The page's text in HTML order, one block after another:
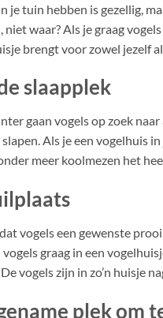
je tuin hebben is gezellig,
niet waar? Als je graag
brengt voor zowel jezelf
slaapplek
gaan vogels op zoek
Als je een vogelhuis
meer koolmezen het
vogels een gewenste
graag in een
vogels zijn in zo’n huisje
plek om